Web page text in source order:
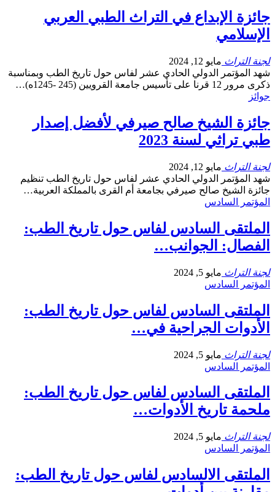
جائزة الإبداع في التراث الطبي العربي
الإسلامي
لجنة التراث مايو 12, 2024
شهد المؤتمر الدولي الحادي عشر لفاس حول تاريخ الطب وبمناسبة
ذكرى مرور 12 قرنا على تأسيس جامعة القرويين (245 -1245ه)
…
جوائز
جائزة الشيخ صالح صيرفي لأفضل إصدار
طبي تراثي لسنة 2023
لجنة التراث مايو 12, 2024
شهد المؤتمر الدولي الحادي عشر لفاس حول تاريخ الطب تنظيم
جائزة الشيخ صالح صيرفي بجامعة أم القرى بالمملكة العربية…
المؤتمر السادس
الملتقى السادس لفاس حول تاريخ الطب:
الفصال: الجوانب…
لجنة التراث مايو 5, 2024
المؤتمر السادس
الملتقى السادس لفاس حول تاريخ الطب:
الأدوات الجراحية في…
لجنة التراث مايو 5, 2024
المؤتمر السادس
الملتقى السادس لفاس حول تاريخ الطب:
ملحمة تاريخ الأدوات…
لجنة التراث مايو 5, 2024
المؤتمر السادس
الملتقى الالسادس لفاس حول تاريخ الطب: